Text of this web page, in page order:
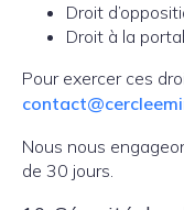
Droit
Droit à la
Pour exercer ces
Nous nous
de 30 jours.